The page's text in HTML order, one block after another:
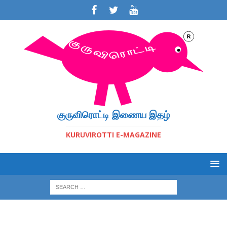
குருவிரொட்டி இணைய இதழ்
KURUVIROTTI E-MAGAZINE